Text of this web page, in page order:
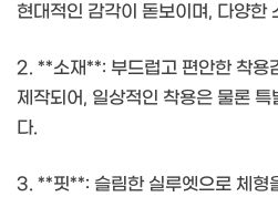
현대적인 감각이 돋보이며, 다양한
2. **소재**: 부드럽고 편안한 착용
제작되어, 일상적인 착용은 물론 특
다.
3. **핏**: 슬림한 실루엣으로 체형